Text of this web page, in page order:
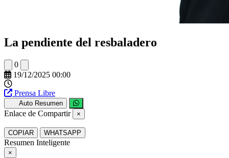
La pendiente del resbaladero
0
19/12/2025 00:00
Prensa Libre
Auto Resumen
Enlace de Compartir ×
COPIAR WHATSAPP
Resumen Inteligente
×